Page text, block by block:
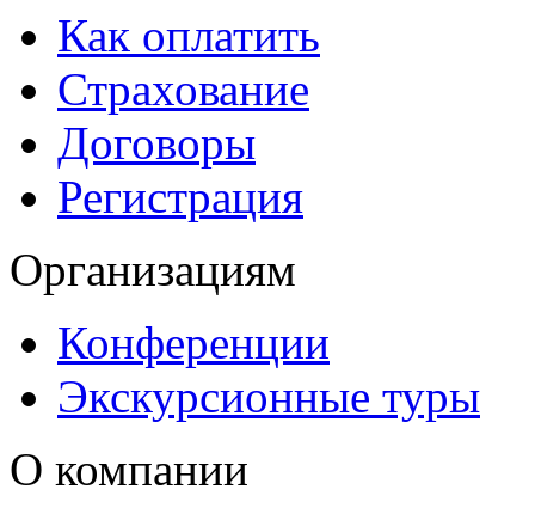
Как оплатить
Страхование
Договоры
Регистрация
Организациям
Конференции
Экскурсионные туры
О компании